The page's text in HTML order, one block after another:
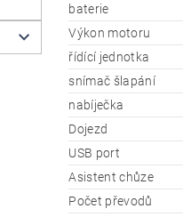
baterie
Výkon motoru
řídící jednotka
snímač šlapání
nabíječka
Dojezd
USB port
Asistent chůze
Počet převodů